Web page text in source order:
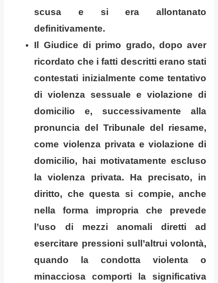
scusa e si era allontanato
definitivamente.
Il Giudice di primo grado, dopo aver
ricordato che i fatti descritti erano stati
contestati inizialmente come tentativo
di violenza sessuale e violazione di
domicilio e, successivamente alla
pronuncia del Tribunale del riesame,
come violenza privata e violazione di
domicilio, hai motivatamente escluso
la violenza privata. Ha precisato, in
diritto, che questa si compie, anche
nella forma impropria che prevede
l’uso di mezzi anomali diretti ad
esercitare pressioni sull’altrui volontà,
quando la condotta violenta o
minacciosa comporti la significativa